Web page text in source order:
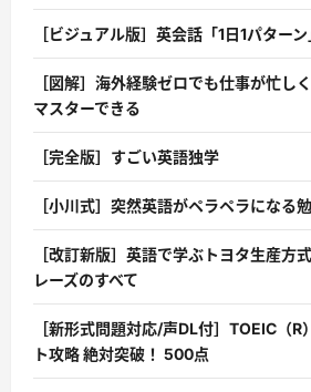
［ビジュアル版］英会話「1日1パター
［図解］海外経験ゼロでも仕事が忙し
マスターできる
［完全版］すごい英語独学
［小川式］突然英語がペラペラになる
［改訂新版］英語で学ぶトヨタ生産
レーズのすべて
［新形式問題対応/声DL付］TOEIC（R
ト攻略 絶対突破！ 500点